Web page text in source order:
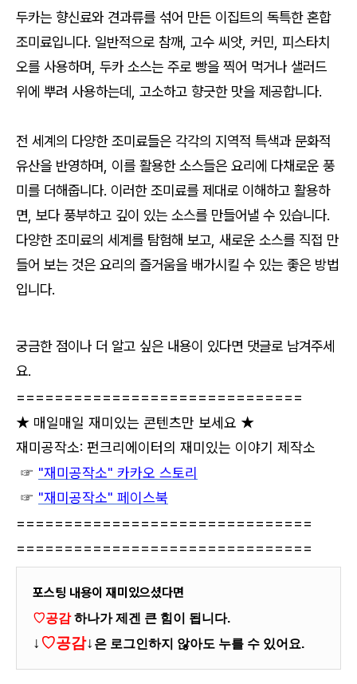
두카는 향신료와 견과류를 섞어 만든 이집트의 독특한 혼합
조미료입니다. 일반적으로 참깨, 고수 씨앗, 커민, 피스타치
오를 사용하며, 두카 소스는 주로 빵을 찍어 먹거나 샐러드
위에 뿌려 사용하는데, 고소하고 향긋한 맛을 제공합니다.
전 세계의 다양한 조미료들은 각각의 지역적 특색과 문화적
유산을 반영하며, 이를 활용한 소스들은 요리에 다채로운 풍
미를 더해줍니다. 이러한 조미료를 제대로 이해하고 활용하
면, 보다 풍부하고 깊이 있는 소스를 만들어낼 수 있습니다.
다양한 조미료의 세계를 탐험해 보고, 새로운 소스를 직접 만
들어 보는 것은 요리의 즐거움을 배가시킬 수 있는 좋은 방법
입니다.
궁금한 점이나 더 알고 싶은 내용이 있다면 댓글로 남겨주세
요.
==============================
★ 매일매일 재미있는 콘텐츠만 보세요 ★
재미공작소: 펀크리에이터의 재미있는 이야기 제작소
☞ "재미공작소" 카카오 스토리
☞ "재미공작소" 페이스북
===============================
===============================
포스팅 내용이 재미있으셨다면
♡공감하나가 제겐 큰 힘이 됩니다.
↓ ♡공감↓ 은 로그인하지 않아도 누를 수 있어요.